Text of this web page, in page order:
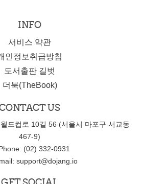
INFO
서비스 약관
인정보취급방침
도서출판 길벗
더북(TheBook)
US
드컵로 10길 56 (서울시 마포구 서교동
467-9)
(02) 332-0931
support@dojang.io